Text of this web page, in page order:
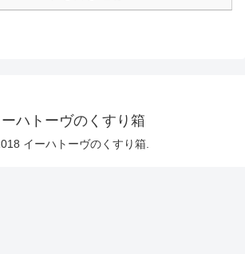
ーハトーヴのくすり箱
イーハトーヴのくすり箱.